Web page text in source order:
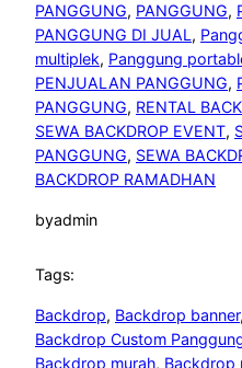
PANGGUNG, PANGGUNG,
PANGGUNG DI JUAL,
multiplek, Panggung
PENJUALAN PANGGUNG,
PANGGUNG, RENTAL
SEWA BACKDROP EVENT,
PANGGUNG, SEWA
BACKDROP RAMADHAN
byadmin
Tags:
Backdrop, Backdrop banner,
Backdrop Custom
Backdrop murah, Backdrop